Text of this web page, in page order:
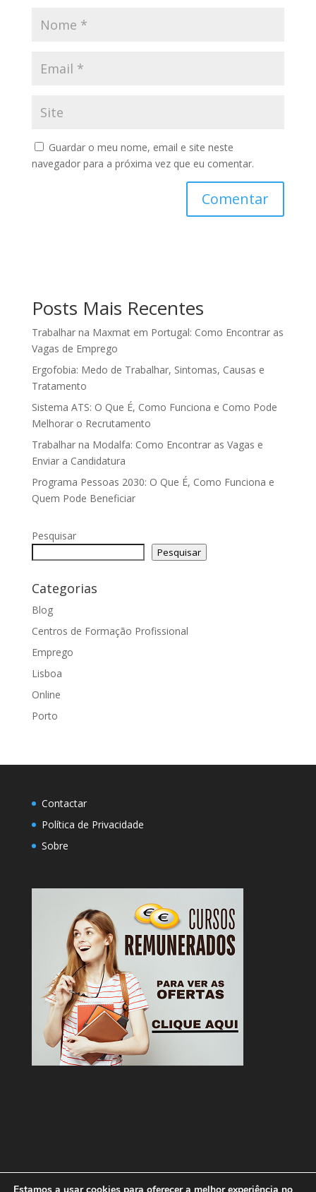
Guardar o meu nome, email e site neste
navegador para a próxima vez que eu comentar.
Posts Mais Recentes
Trabalhar na Maxmat em Portugal: Como Encontrar as
Vagas de Emprego
Ergofobia: Medo de Trabalhar, Sintomas, Causas e
Tratamento
Sistema ATS: O Que É, Como Funciona e Como Pode
Melhorar o Recrutamento
Trabalhar na Modalfa: Como Encontrar as Vagas e
Enviar a Candidatura
Programa Pessoas 2030: O Que É, Como Funciona e
Quem Pode Beneficiar
Pesquisar
Pesquisar
Categorias
Blog
Centros de Formação Profissional
Emprego
Lisboa
Online
Porto
Contactar
Política de Privacidade
Sobre